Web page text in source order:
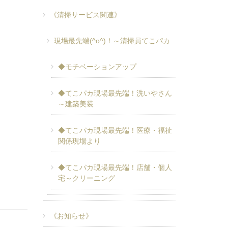
《清掃サービス関連》
現場最先端(^o^)！～清掃員てこパカ
◆モチベーションアップ
◆てこパカ現場最先端！洗いやさん
～建築美装
◆てこパカ現場最先端！医療・福祉
関係現場より
◆てこパカ現場最先端！店舗・個人
宅～クリーニング
《お知らせ》